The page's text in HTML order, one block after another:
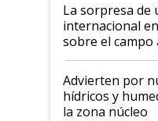
La sorpresa de
internacional
sobre el campo
"Estoy muy
Advierten por
hídricos y
la zona núcleo